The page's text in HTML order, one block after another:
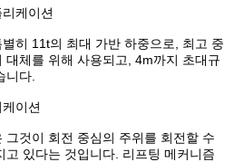
케이션
히 11t의 최대 가반 하중으로, 최고 중
대체를 위해 사용되고, 4m까지 초대규
니다.
이션
그것이 회전 중심의 주위를 회전할 수
고 있다는 것입니다. 리프팅 메커니즘